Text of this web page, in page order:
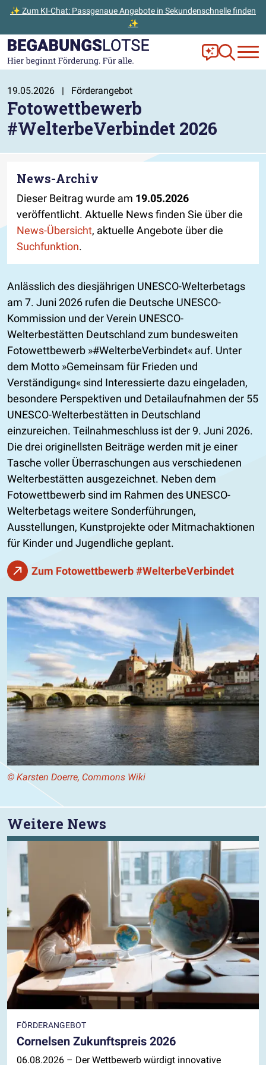
✨ Zum KI-Chat: Passgenaue Angebote in Sekundenschnelle finden
✨
Zum Hauptinhalt der Seite springen
Zur Startseite gehen Frag Ella!
Zur
19.05.2026 | Förderangebot
Fotowettbewerb
#WelterbeVerbindet 2026
News-Archiv
Dieser Beitrag wurde am 19.05.2026
veröffentlicht. Aktuelle News finden Sie über die
News-Übersicht, aktuelle Angebote über die
Suchfunktion.
Anlässlich des diesjährigen UNESCO-Welterbetags
am 7. Juni 2026 rufen die Deutsche UNESCO-
Kommission und der Verein UNESCO-
Welterbestätten Deutschland zum bundesweiten
Fotowettbewerb »#WelterbeVerbindet« auf. Unter
dem Motto »Gemeinsam für Frieden und
Verständigung« sind Interessierte dazu eingeladen,
besondere Perspektiven und Detailaufnahmen der 55
UNESCO-Welterbestätten in Deutschland
einzureichen. Teilnahmeschluss ist der 9. Juni 2026.
Die drei originellsten Beiträge werden mit je einer
Tasche voller Überraschungen aus verschiedenen
Welterbestätten ausgezeichnet. Neben dem
Fotowettbewerb sind im Rahmen des UNESCO-
Welterbetags weitere Sonderführungen,
Ausstellungen, Kunstprojekte oder Mitmachaktionen
für Kinder und Jugendliche geplant.
Zum Fotowettbewerb #WelterbeVerbindet
© Karsten Doerre, Commons Wiki
Weitere News
FÖRDERANGEBOT
Cornelsen Zukunftspreis 2026
06.08.2026 – Der Wettbewerb würdigt innovative